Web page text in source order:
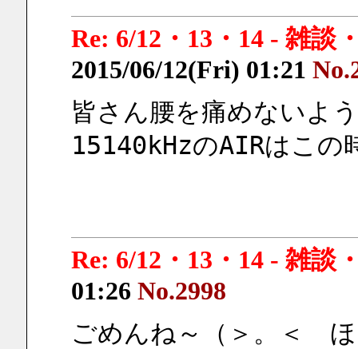
Re: 6/12・13・14 - 雑談
2015/06/12(Fri) 01:21
皆さん腰を痛めないよ
15140kHzのAIRはこの
Re: 6/12・13・14 - 雑談
01:26 No.2998
ごめんね～（＞。＜　